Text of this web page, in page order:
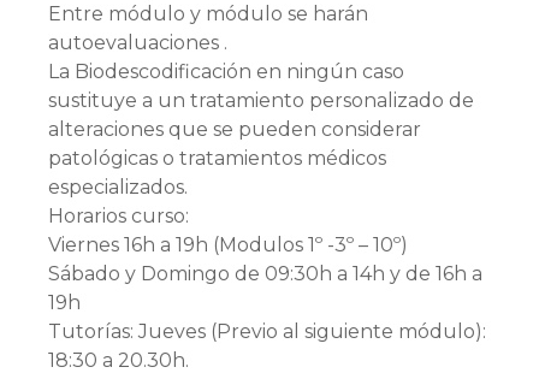
Entre módulo y módulo se harán
autoevaluaciones .
La Biodescodificación en ningún caso
sustituye a un tratamiento personalizado de
alteraciones que se pueden considerar
patológicas o tratamientos médicos
especializados.
Horarios curso:
Viernes 16h a 19h (Modulos 1º -3º – 10º)
Sábado y Domingo de 09:30h a 14h y de 16h a
19h
Tutorías: Jueves (Previo al siguiente módulo):
18:30 a 20.30h.